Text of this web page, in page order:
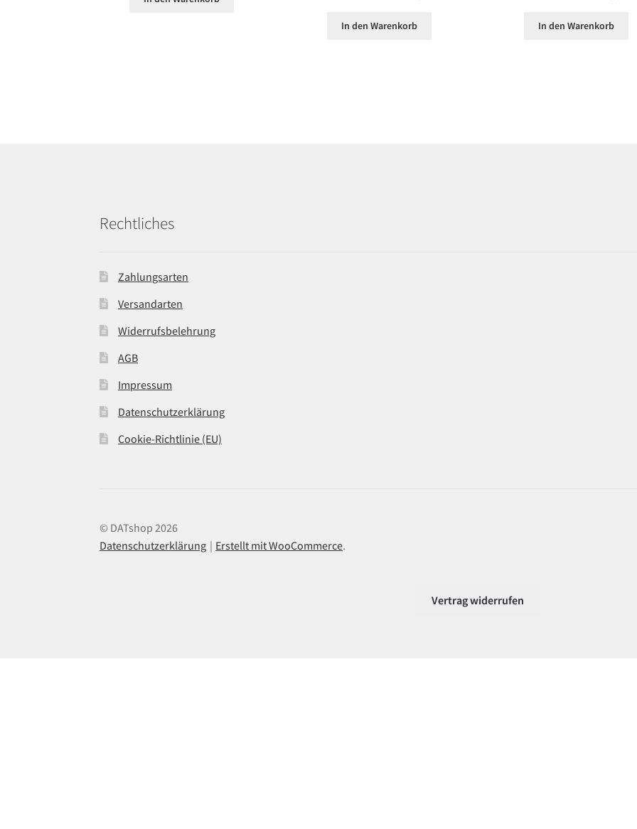
In den Warenkorb In den Warenkorb
Rechtliches
Zahlungsarten
Versandarten
Widerrufsbelehrung
AGB
Impressum
Datenschutzerklärung
Cookie-Richtlinie (EU)
© DATshop 2026
Datenschutzerklärung
Erstellt mit WooCommerce.
Vertrag widerrufen